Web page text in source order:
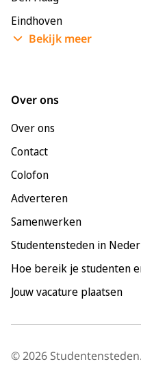
Eindhoven
Enschede
Bekijk meer
Over ons
Over ons
Contact
Colofon
Adverteren
Samenwerken
Studentensteden in
Hoe bereik je studenten
Jouw vacature plaatsen
© 2026